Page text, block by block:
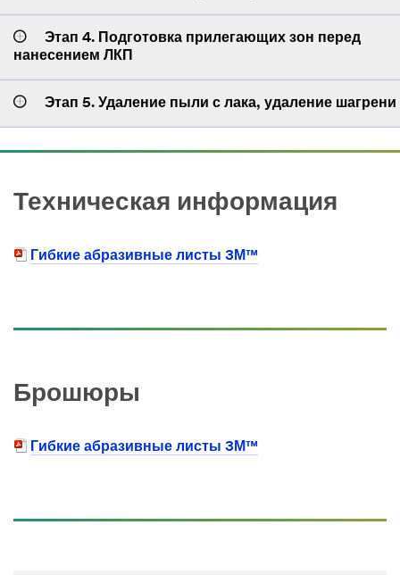
Этап 4. Подготовка прилегающих зон перед
нанесением ЛКП
Этап 5. Удаление пыли с лака, удаление шагрени
Техническая информация
Гибкие абразивные листы 3М™
Брошюры
Гибкие абразивные листы 3М™